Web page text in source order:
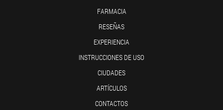
FARMACIA
RESEÑAS
EXPERIENCIA
INSTRUCCIONES DE USO
CIUDADES
ARTÍCULOS
CONTACTOS